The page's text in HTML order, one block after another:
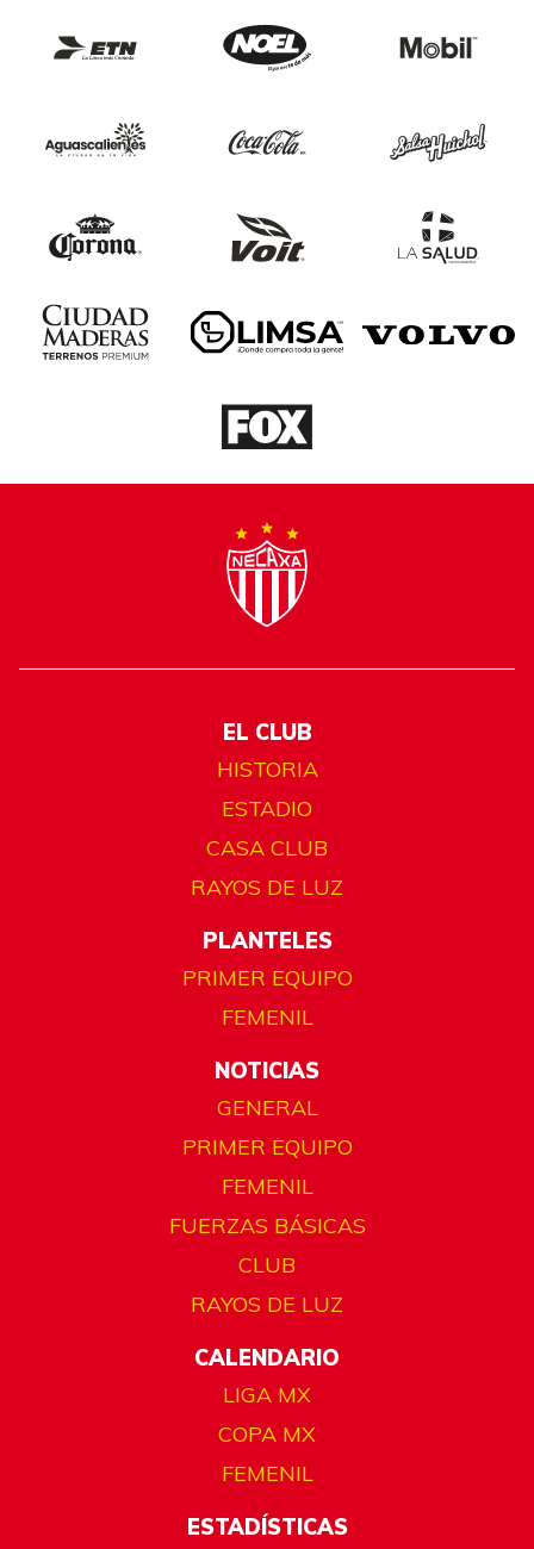
EL CLUB
HISTORIA
ESTADIO
CASA CLUB
RAYOS DE LUZ
PLANTELES
PRIMER EQUIPO
FEMENIL
NOTICIAS
GENERAL
PRIMER EQUIPO
FEMENIL
FUERZAS BÁSICAS
CLUB
RAYOS DE LUZ
CALENDARIO
LIGA MX
COPA MX
FEMENIL
ESTADÍSTICAS